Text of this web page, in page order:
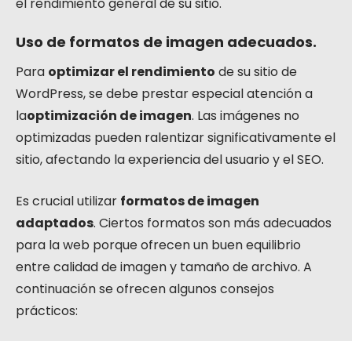
el rendimiento general de su sitio.
Uso de formatos de imagen adecuados.
Para optimizar el rendimiento de su sitio de
WordPress, se debe prestar especial atención a
laoptimización de imagen. Las imágenes no
optimizadas pueden ralentizar significativamente el
sitio, afectando la experiencia del usuario y el SEO.
Es crucial utilizar formatos de imagen
adaptados. Ciertos formatos son más adecuados
para la web porque ofrecen un buen equilibrio
entre calidad de imagen y tamaño de archivo. A
continuación se ofrecen algunos consejos
prácticos: